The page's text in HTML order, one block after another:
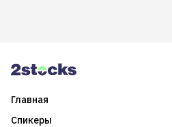
Главная
Спикеры